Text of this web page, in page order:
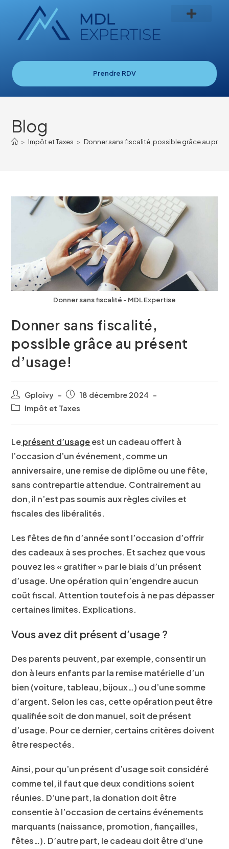
Prendre RDV
Blog
> Impôt et Taxes > Donner sans fiscalité, possible grâce au
Donner sans fiscalité - MDL Expertise
Donner sans fiscalité,
possible grâce au présent
d’usage!
Gploivy
18 décembre 2024
Impôt et Taxes
Leprésent d’usageest un cadeau offert à
l’occasion d’un événement, comme un
anniversaire, une remise de diplôme ou une fête,
sans contrepartie attendue. Contrairement au
don, il n’est pas soumis aux règles civiles et
fiscales des libéralités.
Les fêtes de fin d’année sont l’occasion d’offrir
des cadeaux à ses proches. Et sachez que vous
pouvez les « gratifier » par le biais d’un présent
d’usage. Une opération qui n’engendre aucun
coût fiscal. Attention toutefois à ne pas dépasser
certaines limites. Explications.
Vous avez dit présent d’usage ?
Des parents peuvent, par exemple, consentir un
don à leurs enfants par la remise matérielle d’un
bien (voiture, tableau, bijoux…) ou d’une somme
d’argent. Selon les cas, cette opération peut être
qualifiée soit de don manuel, soit de présent
d’usage. Pour ce dernier, certains critères doivent
être respectés.
Ainsi, pour qu’un présent d’usage soit considéré
comme tel, il faut quedeux conditionssoient
réunies. D’une part, la donation doit être
consentie à l’occasion de certains événements
marquants (naissance, promotion, fiançailles,
fêtes…). D’autre part, le cadeau doit être d’une